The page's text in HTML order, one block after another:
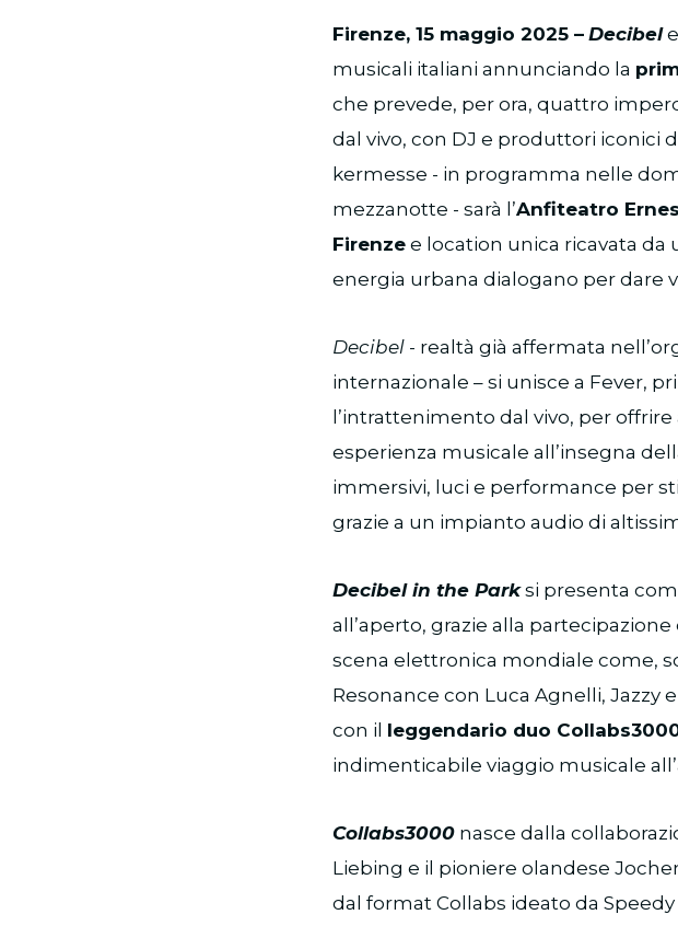
Firenze, 15 maggio 2025 – Decibele
musicali italiani annunciando la
che prevede, per ora, quattro
dal vivo, con DJ e produttori iconici
kermesse - in programma nelle
mezzanotte - sarà l’Anfiteatro
Firenze e location unica ricavata da
energia urbana dialogano per dare
Decibel - realtà già affermata
internazionale – si unisce a Fever,
l’intrattenimento dal vivo, per
esperienza musicale all’insegna
immersivi, luci e performance per
grazie a un impianto audio di
Decibel in the Parksi presenta
all’aperto, grazie alla
scena elettronica mondiale come,
Resonance con Luca Agnelli, Jazzy
con il leggendario duo
indimenticabile viaggio musicale
Collabs3000 nasce dalla
Liebing e il pioniere olandese
dal format Collabs ideato da